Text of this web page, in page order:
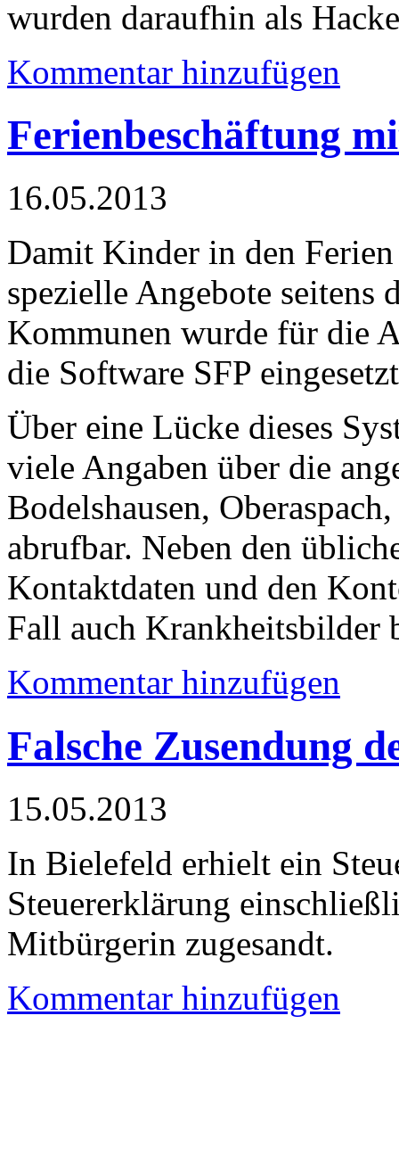
wurden daraufhin als
Kommentar hinzufügen
Ferienbeschäftung
16.05.2013
Damit Kinder in den
spezielle Angebote seitens
Kommunen wurde für die
die Software SFP
Über eine Lücke dieses
viele Angaben über die
Bodelshausen,
abrufbar. Neben den
Kontaktdaten und den
Fall auch Krankheitsbilder
Kommentar hinzufügen
Falsche Zusendung
15.05.2013
In Bielefeld erhielt ein
Steuererklärung
Mitbürgerin zugesandt.
Kommentar hinzufügen